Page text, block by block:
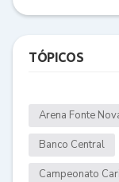
TÓPICOS
Arena Fonte
Banco Central
Campeonato